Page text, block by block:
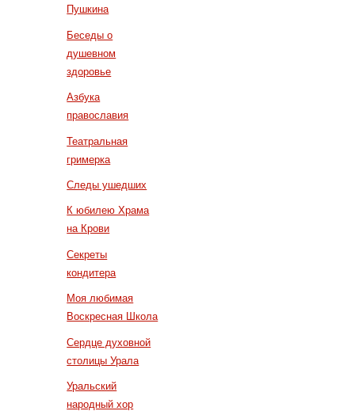
Пушкина
Беседы о
душевном
здоровье
Азбука
православия
Театральная
гримерка
Следы ушедших
К юбилею Храма
на Крови
Секреты
кондитера
Моя любимая
Воскресная Школа
Сердце духовной
столицы Урала
Уральский
народный хор